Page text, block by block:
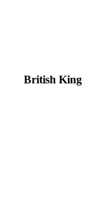
British King